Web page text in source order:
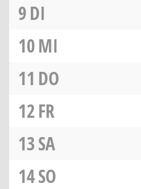
9DI
10MI
11 DO
12FR
13SA
14SO